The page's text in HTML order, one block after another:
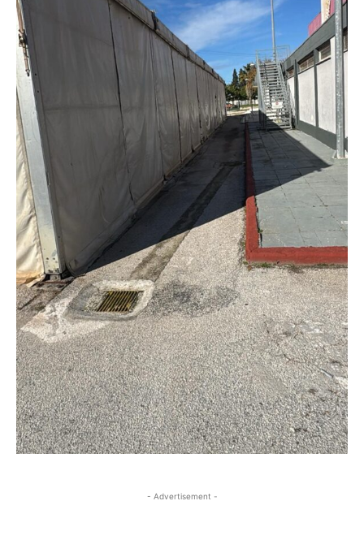
- Advertisement -